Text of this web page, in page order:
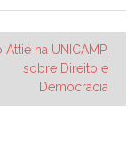
na UNICAMP,
sobre Direito e
Democracia